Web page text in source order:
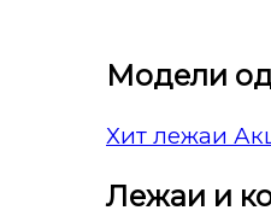
Модели
Хит лежаи
Лежаи и